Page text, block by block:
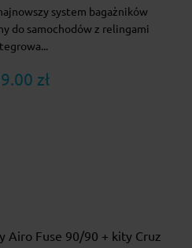
system bagażników
do samochodów z relingami
zł